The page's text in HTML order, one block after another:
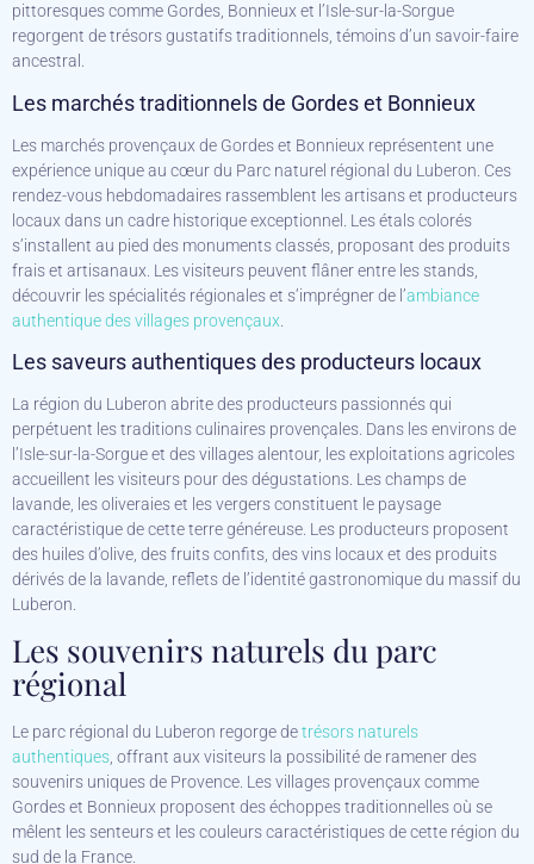
pittoresques comme Gordes, Bonnieux et l’Isle-sur-la-Sorgue
regorgent de trésors gustatifs traditionnels, témoins d’un savoir-faire
ancestral.
Les marchés traditionnels de Gordes et Bonnieux
Les marchés provençaux de Gordes et Bonnieux représentent une
expérience unique au cœur du Parc naturel régional du Luberon. Ces
rendez-vous hebdomadaires rassemblent les artisans et producteurs
locaux dans un cadre historique exceptionnel. Les étals colorés
s’installent au pied des monuments classés, proposant des produits
frais et artisanaux. Les visiteurs peuvent flâner entre les stands,
découvrir les spécialités régionales et s’imprégner de l’ambiance
authentique des villages provençaux
Les saveurs authentiques des producteurs locaux
La région du Luberon abrite des producteurs passionnés qui
perpétuent les traditions culinaires provençales. Dans les environs de
l’Isle-sur-la-Sorgue et des villages alentour, les exploitations agricoles
accueillent les visiteurs pour des dégustations. Les champs de
lavande, les oliveraies et les vergers constituent le paysage
caractéristique de cette terre généreuse. Les producteurs proposent
des huiles d’olive, des fruits confits, des vins locaux et des produits
dérivés de la lavande, reflets de l’identité gastronomique du massif du
Luberon.
Les souvenirs naturels du parc
régional
Le parc régional du Luberon regorge detrésors naturels
authentiques, offrant aux visiteurs la possibilité de ramener des
souvenirs uniques de Provence. Les villages provençaux comme
Gordes et Bonnieux proposent des échoppes traditionnelles où se
mêlent les senteurs et les couleurs caractéristiques de cette région du
sud de la France.